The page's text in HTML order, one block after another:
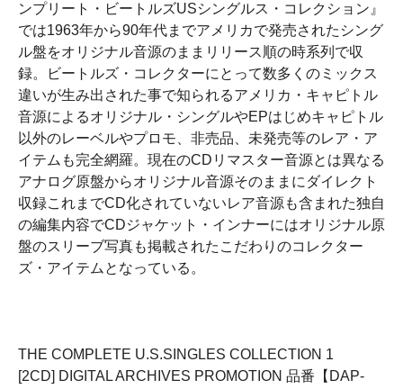
ンプリート・ビートルズUSシングルス・コレクション』
では1963年から90年代までアメリカで発売されたシング
ル盤をオリジナル音源のままリリース順の時系列で収
録。ビートルズ・コレクターにとって数多くのミックス
違いが生み出された事で知られるアメリカ・キャピトル
音源によるオリジナル・シングルやEPはじめキャピトル
以外のレーベルやプロモ、非売品、未発売等のレア・ア
イテムも完全網羅。現在のCDリマスター音源とは異なる
アナログ原盤からオリジナル音源そのままにダイレクト
収録これまでCD化されていないレア音源も含まれた独自
の編集内容でCDジャケット・インナーにはオリジナル原
盤のスリーブ写真も掲載されたこだわりのコレクター
ズ・アイテムとなっている。
THE COMPLETE U.S.SINGLES COLLECTION 1
[2CD] DIGITAL ARCHIVES PROMOTION 品番【DAP-